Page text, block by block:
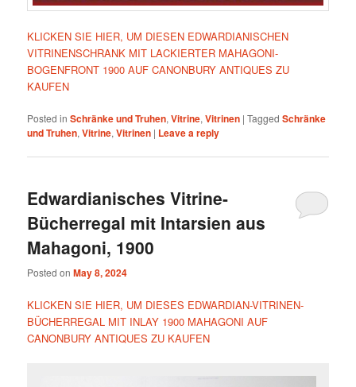
KLICKEN SIE HIER, UM DIESEN EDWARDIANISCHEN
VITRINENSCHRANK MIT LACKIERTER MAHAGONI-
BOGENFRONT 1900 AUF CANONBURY ANTIQUES ZU
KAUFEN
Posted in Schränke und Truhen,Vitrine,Vitrinen |Tagged Schränke
und Truhen,Vitrine,Vitrinen | Leave a reply
Edwardianisches Vitrine-
Bücherregal mit Intarsien aus
Mahagoni, 1900
Posted onMay 8, 2024
KLICKEN SIE HIER, UM DIESES EDWARDIAN-VITRINEN-
BÜCHERREGAL MIT INLAY 1900 MAHAGONI AUF
CANONBURY ANTIQUES ZU KAUFEN